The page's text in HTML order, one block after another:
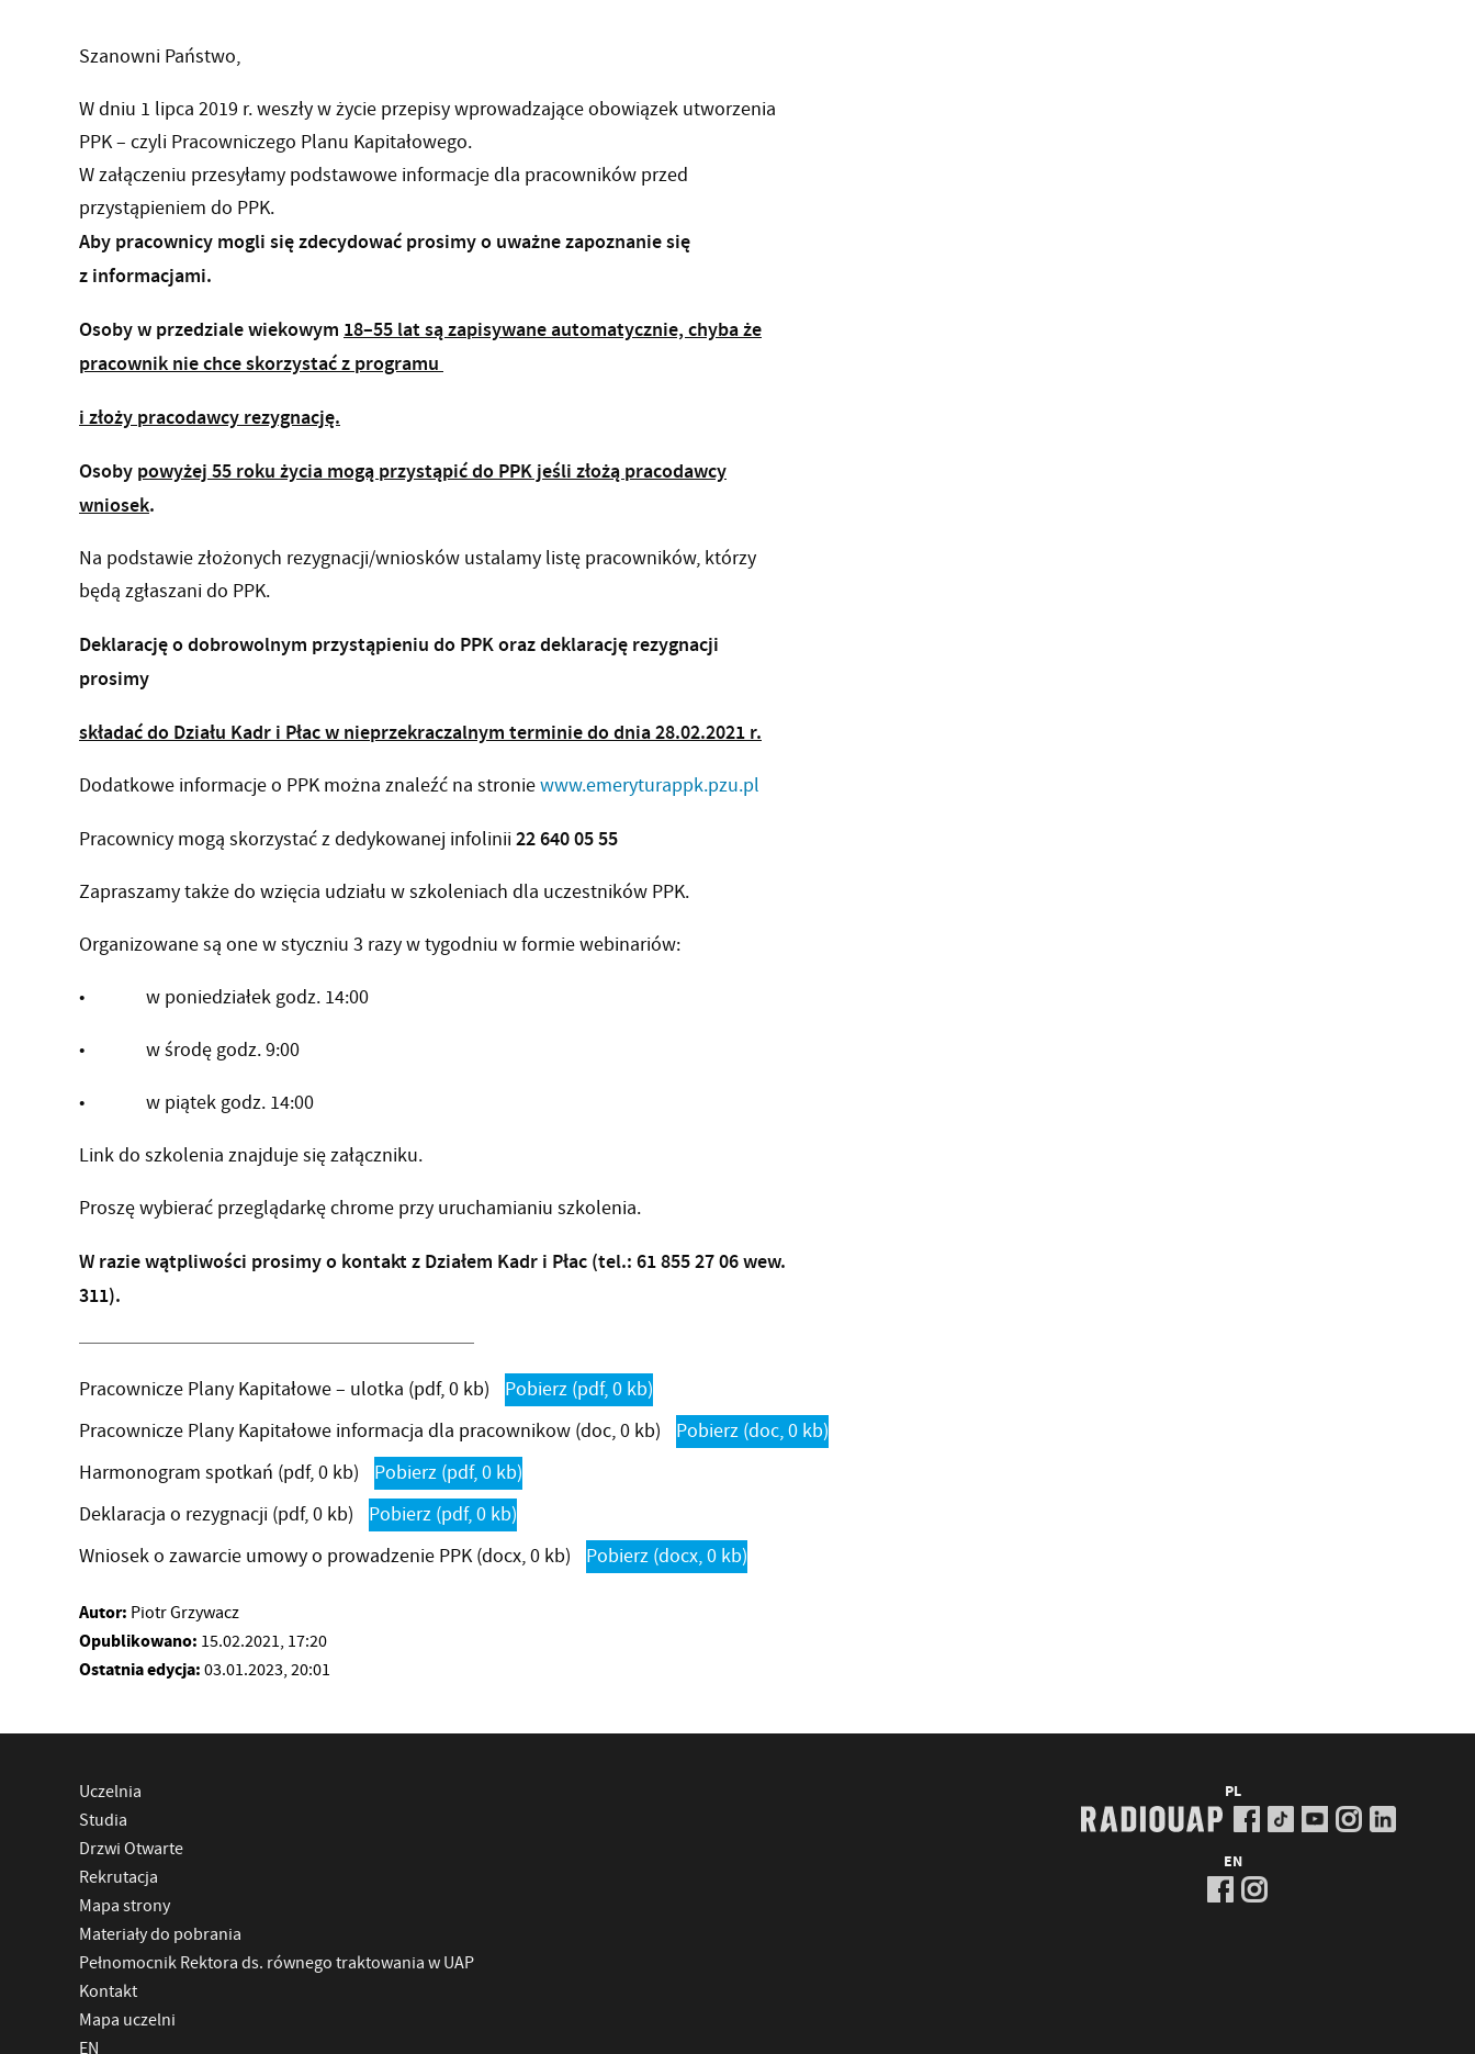
Szanowni Państwo,
W dniu 1 lipca 2019 r. weszły w życie przepisy wprowadzające obowiązek utworzenia
PPK – czyli Pracowniczego Planu Kapitałowego.
W załączeniu przesyłamy podstawowe informacje dla pracowników przed
przystąpieniem do PPK.
Aby pracownicy mogli się zdecydować prosimy o uważne zapoznanie się
z informacjami.
Osoby w przedziale wiekowym 18–55 lat są zapisywane automatycznie, chyba że
pracownik nie chce skorzystać z programu
i złoży pracodawcy rezygnację.
Osoby powyżej 55 roku życia mogą przystąpić do PPK jeśli złożą pracodawcy
wniosek.
Na podstawie złożonych rezygnacji/wniosków ustalamy listę pracowników, którzy
będą zgłaszani do PPK.
Deklarację o dobrowolnym przystąpieniu do PPK oraz deklarację rezygnacji
prosimy
składać do Działu Kadr i Płac w nieprzekraczalnym terminie do dnia 28.02.2021 r.
Dodatkowe informacje o PPK można znaleźć na stroniewww.emeryturappk.pzu.pl
Pracownicy mogą skorzystać z dedykowanej infolinii22 640 05 55
Zapraszamy także do wzięcia udziału w szkoleniach dla uczestników PPK.
Organizowane są one w styczniu 3 razy w tygodniu w formie webinariów:
• w poniedziałek godz. 14:00
• w środę godz. 9:00
• w piątek godz. 14:00
Link do szkolenia znajduje się załączniku.
Proszę wybierać przeglądarkę chrome przy uruchamianiu szkolenia.
W razie wątpliwości prosimy o kontakt z Działem Kadr i Płac (tel.: 61 855 27 06 wew.
311).
Pracownicze Plany Kapitałowe – ulotka (pdf, 0 kb) Pobierz (pdf, 0 kb)
Pracownicze Plany Kapitałowe informacja dla pracownikow (doc, 0 kb) Pobierz (doc, 0 kb)
Harmonogram spotkań (pdf, 0 kb) Pobierz (pdf, 0 kb)
Deklaracja o rezygnacji (pdf, 0 kb) Pobierz (pdf, 0 kb)
Wniosek o zawarcie umowy o prowadzenie PPK(docx, 0 kb) Pobierz (docx, 0 kb)
Autor: Piotr Grzywacz
Opublikowano: 15.02.2021, 17:20
Ostatnia edycja: 03.01.2023, 20:01
Uczelnia
Studia
Drzwi Otwarte
Rekrutacja
Mapa strony
Materiały do pobrania
Pełnomocnik Rektora ds. równego traktowania w UAP
Kontakt
Mapa uczelni
EN
PL
EN